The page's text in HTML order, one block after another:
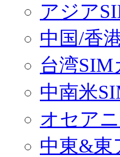
アジア
中国/香
台湾SIM
中南米
オセア
中東&東